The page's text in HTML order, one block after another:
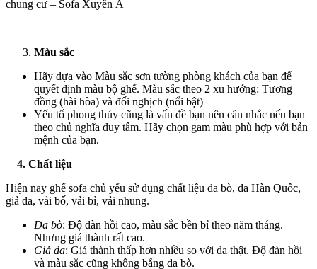
chung cư – Sofa Xuyên Á
Màu sắc
Hãy dựa vào Màu sắc sơn tường phòng khách của bạn để
quyết định màu bộ ghế. Màu sắc theo 2 xu hướng: Tương
đồng (hài hòa) và đối nghịch (nổi bật)
Yếu tố phong thủy cũng là vấn đề bạn nên cân nhắc nếu bạn
theo chủ nghĩa duy tâm. Hãy chọn gam màu phù hợp với bản
mệnh của bạn.
4. Chất liệu
Hiện nay ghế sofa chủ yếu sử dụng chất liệu da bò, da Hàn Quốc,
giả da, vải bố, vải bỉ, vải nhung.
Da bò: Độ đàn hồi cao, màu sắc bền bỉ theo năm tháng.
Nhưng giá thành rất cao.
Giả da: Giá thành thấp hơn nhiều so với da thật. Độ đàn hồi
và màu sắc cũng không bằng da bò.